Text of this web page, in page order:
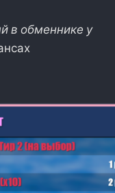
в обменнике у